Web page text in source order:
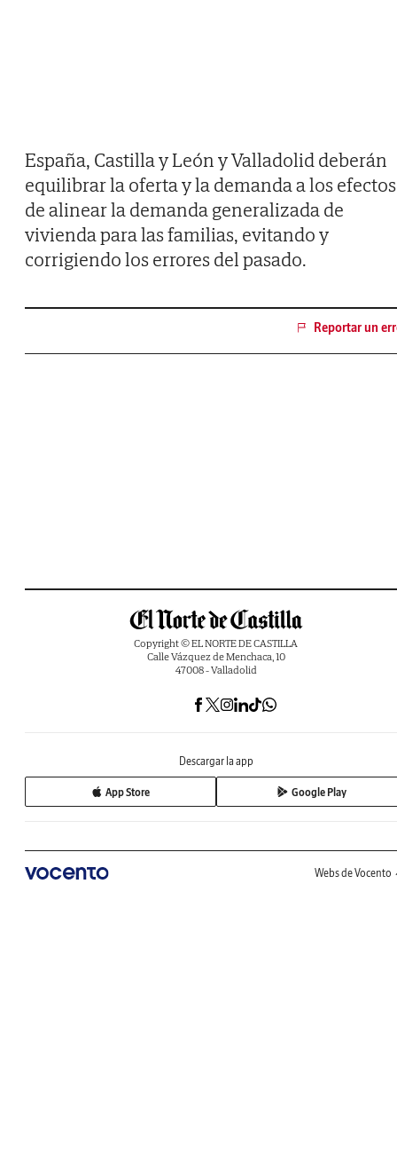
España, Castilla y León y Valladolid deberán
equilibrar la oferta y la demanda a los efectos
de alinear la demanda generalizada de
vivienda para las familias, evitando y
corrigiendo los errores del pasado.
Reportar un
Copyright © EL NORTE DE CASTILLA
Calle Vázquez de Menchaca, 10
47008 - Valladolid
Descargar la app
App Store Google Play
Webs de Vocento